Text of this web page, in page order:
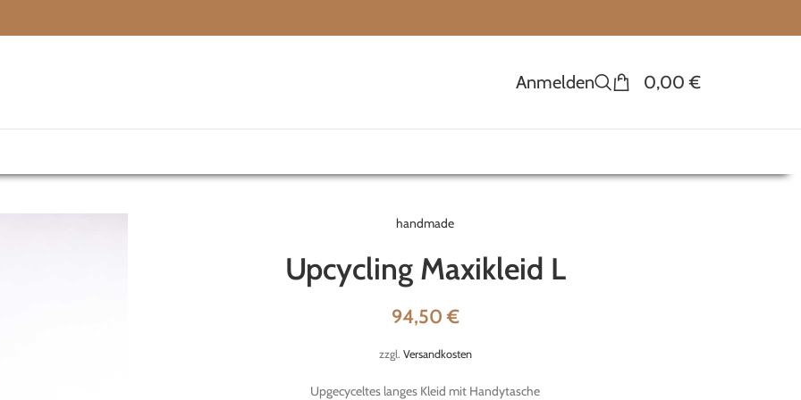
Anmelden 0,00€
handmade
Upcycling Maxikleid L
94,50€
zzgl. Versandkosten
Upgecyceltes langes Kleid mit Handytasche